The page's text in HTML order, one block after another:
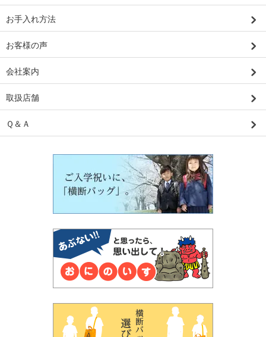
お手入れ方法
お客様の声
会社案内
取扱店舗
Ｑ＆Ａ